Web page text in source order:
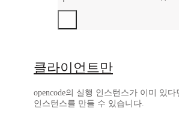
클라이언트만
opencode의 실행 인스턴스가 이미 있
인스턴스를 만들 수 있습니다.